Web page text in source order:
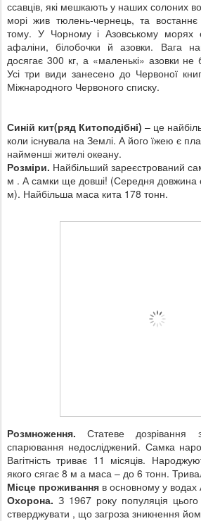
ссавців, які мешкають у наших солоних
морі жив тюлень-чернець, та
тому. У Чорному і Азовському морях
афаліни, білобочки й азовки. Вага
досягає 300 кг, а «маленькі» азовки не
Усі три види занесено до Червоної
Міжнародного Червоного списку.
Синій кит(ряд Китоподібні) – це
коли існувала на Землі. А його їжею є
найменші жителі океану.
Розміри. Найбільший зареєстрований
м . А самки ще довші! (Середня довжина
м). Найбільша маса кита 178 тонн.
Розмноження. Статеве
спарювання недосліджений. Самка
Вагітність триває 11 місяців.
якого сягає 8 м а маса – до 6 тонн.
Місце проживання в основному у водах
Охорона. З 1967 року популяція
стверджувати , що загроза зникнення